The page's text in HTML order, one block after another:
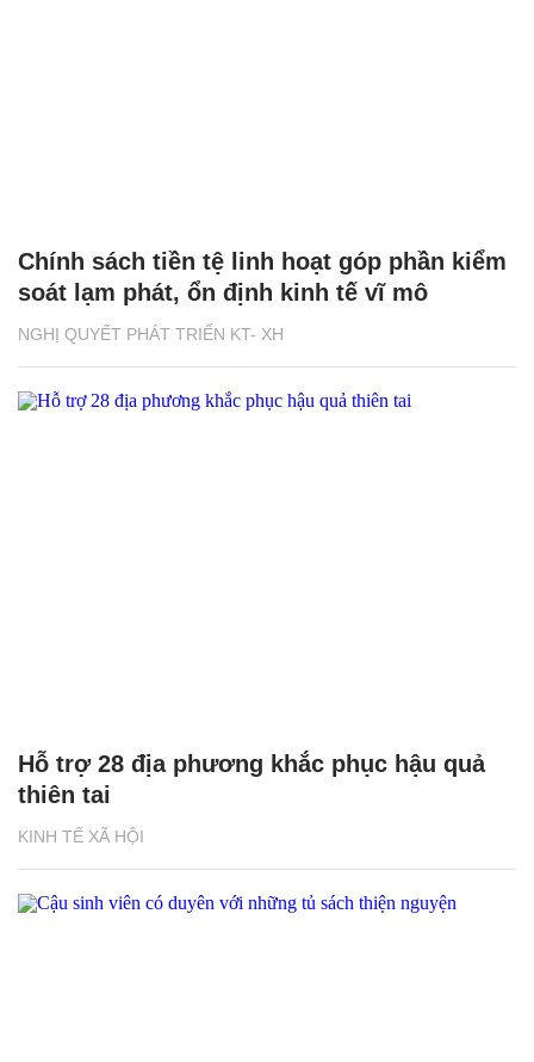
NGHỊ QUYẾT PHÁT TRIỂN KT- XH
Chính sách tiền tệ linh hoạt góp phần kiểm
soát lạm phát, ổn định kinh tế vĩ mô
KINH TẾ XÃ HỘI
Hỗ trợ 28 địa phương khắc phục hậu quả
thiên tai